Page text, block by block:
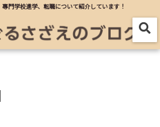
門学校進学、転職について紹介しています！